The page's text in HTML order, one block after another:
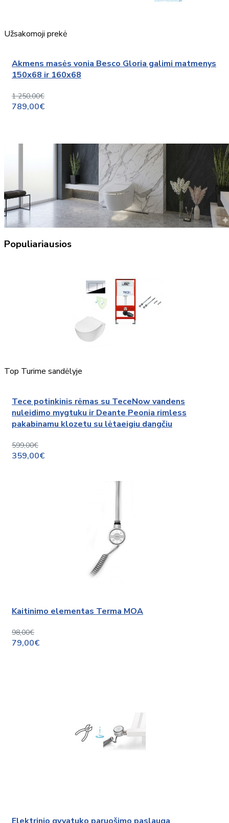
Užsakomoji prekė
Akmens masės vonia Besco Gloria galimi matmenys
150x68 ir 160x68
1 250,00€
789,00€
Populiariausios
Top Turime sandėlyje
Tece potinkinis rėmas su TeceNow vandens
nuleidimo mygtuku ir Deante Peonia rimless
pakabinamu klozetu su lėtaeigiu dangčiu
599,00€
359,00€
Kaitinimo elementas Terma MOA
98,00€
79,00€